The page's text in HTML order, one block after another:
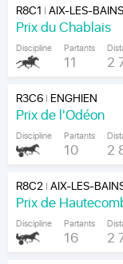
R8C1 |AIX-LES-BAINS
Prix du Chablais
Discipline Partants
11 2
R3C6| ENGHIEN
Prix de l'Odéon
Discipline Partants
10 2
R8C2|AIX-LES-
Prix de
Discipline Partants
16 2